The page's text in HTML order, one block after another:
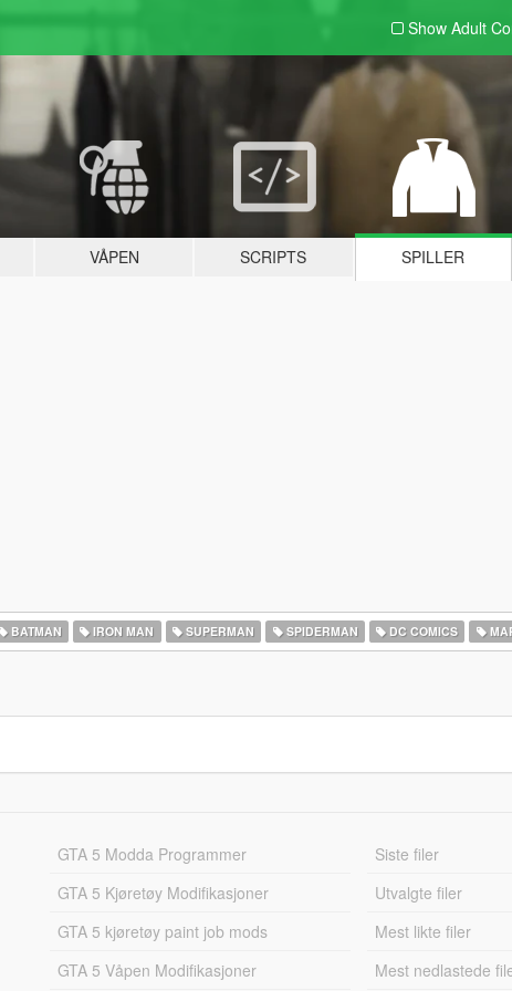
Show Adult
VÅPEN SCRIPTS SPILLER
BATMAN IRON MAN SUPERMAN SPIDERMAN DC COMICS
GTA 5 Modda Programmer
GTA 5 Kjøretøy Modifikasjoner
GTA 5 kjøretøy paint job mods
GTA 5 Våpen Modifikasjoner
Siste filer
Utvalgte filer
Mest likte filer
Mest nedlastede